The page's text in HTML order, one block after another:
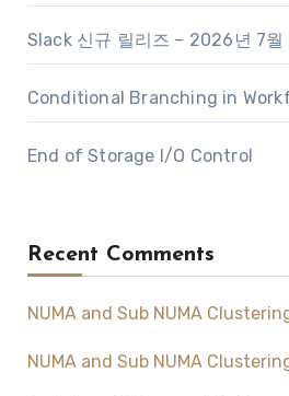
Slack 신규 릴리즈 – 2026년 7월
Conditional Branching in
End of Storage I/O Control
Recent Comments
NUMA and Sub NUMA
NUMA and Sub NUMA